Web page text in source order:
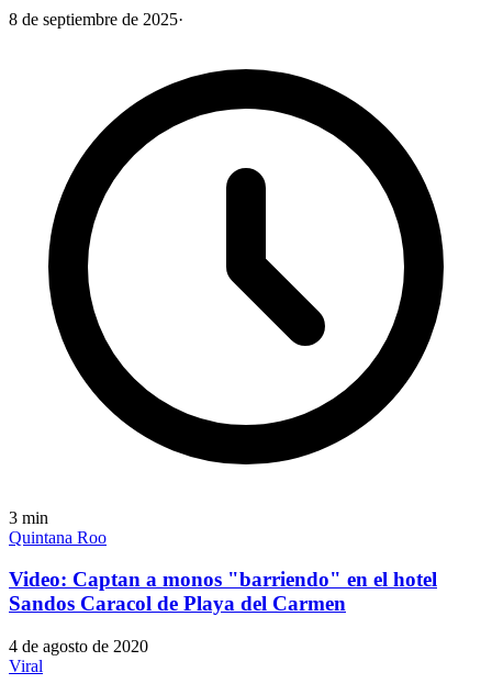
8 de septiembre de 2025·
3 min
Quintana Roo
Video: Captan a monos "barriendo" en el hotel
Sandos Caracol de Playa del Carmen
4 de agosto de 2020
Viral